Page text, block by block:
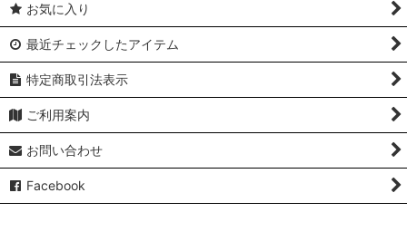
お気に入り
最近チェックしたアイテム
特定商取引法表示
ご利用案内
お問い合わせ
Facebook